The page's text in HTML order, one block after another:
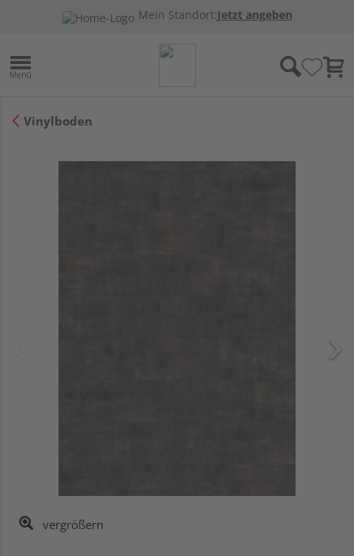
Mein Standort:Jetzt angeben
Vinylboden
vergrößern